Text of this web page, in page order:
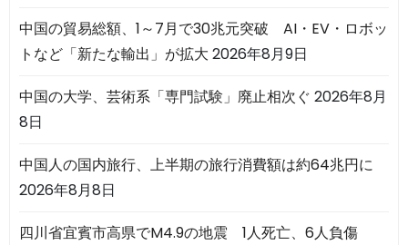
中国の貿易総額、1～7月で30兆元突破 AI・EV・ロボッ
トなど「新たな輸出」が拡大 2026年8月9日
中国の大学、芸術系「専門試験」廃止相次ぐ 2026年8月
8日
中国人の国内旅行、上半期の旅行消費額は約64兆円に
2026年8月8日
四川省宜賓市高県でM4.9の地震 1人死亡、6人負傷